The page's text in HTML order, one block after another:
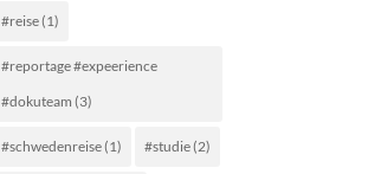
#reise(1)
#reportage #expeerience
#dokuteam (3)
#schwedenreise(1) #studie(2)